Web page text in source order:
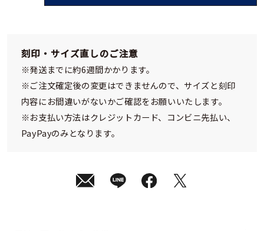
08
送
¥57,200
(tax
in)
刻印・サイズ直しのご注意
※発送までに約6週間かかります。
※ご注文確定後の変更はできませんので、サイズと刻印
内容にお間違いがないかご確認をお願いいたします。
※お支払い方法はクレジットカード、コンビニ先払い、
PayPayのみとなります。